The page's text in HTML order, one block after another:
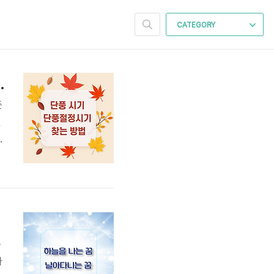
CATEGORY
숲 강원도 대둔산등)